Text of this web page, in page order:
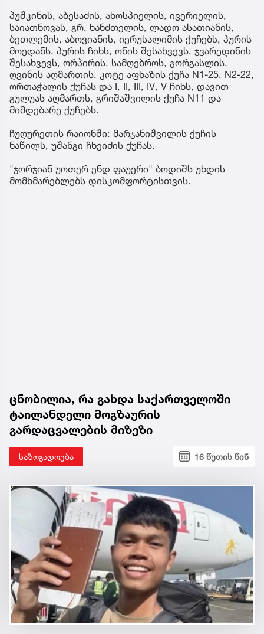
პუშკინის, აბესაძის, ახოსპიელის, ივერიელის,
საიათნოვას, გრ. ხანძთელის, ლადო ასათიანის,
ბეთლემის, აბოვიანის, იერუსალიმის ქუჩებს, პურის
მოედანს, პურის ჩიხს, ონის შესახვევს, ჯვარედინის
შესახვევს, ორპირის, სამღებროს, გორგასლის,
ღვინის აღმართის, კოტე აფხაზის ქუჩა N1-25, N2-22,
ორთაჭალის ქუჩას და I, II, III, IV, V ჩიხს, დავით
გულუას აღმართს, გრიშაშვილის ქუჩა N11 და
მიმდებარე ქუჩებს.
ჩუღურეთის რაიონში: მარჯანიშვილის ქუჩის
ნაწილს, უშანგი ჩხეიძის ქუჩას.
"ჯორჯიან უოთერ ენდ ფაუერი" ბოდიშს უხდის
მომხმარებლებს დისკომფორტისთვის.
ცნობილია, რა გახდა საქართველოში
ტაილანდელი მოგზაურის
გარდაცვალების მიზეზი
საზოგადოება 16 წუთის წინ